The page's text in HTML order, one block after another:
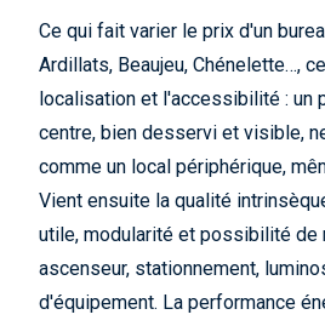
Ce qui fait varier le prix d'un
Ardillats, Beaujeu, Chénelette…,
localisation et l'accessibilité : un
centre, bien desservi et visible,
comme un local périphérique,
Vient ensuite la qualité
utile, modularité et possibilité de
ascenseur, stationnement,
d'équipement. La performance